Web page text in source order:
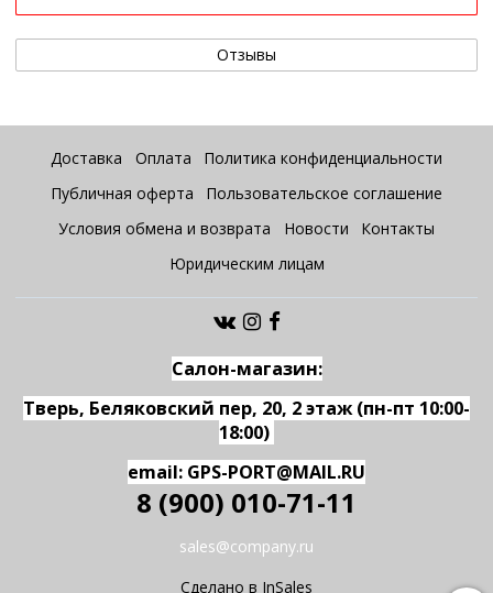
Отзывы
Доставка Оплата
Политика конфиденциальности
Публичная оферта
Пользовательское соглашение
Условия обмена и возврата
Новости
Контакты
Юридическим лицам
Салон-магазин:
Тверь, Беляковский пер, 20, 2 этаж (пн-пт 10:00-
18:00)
email: GPS-PORT@MAIL.RU
8 (900) 010-71-11
sales@company.ru
Сделано в InSales